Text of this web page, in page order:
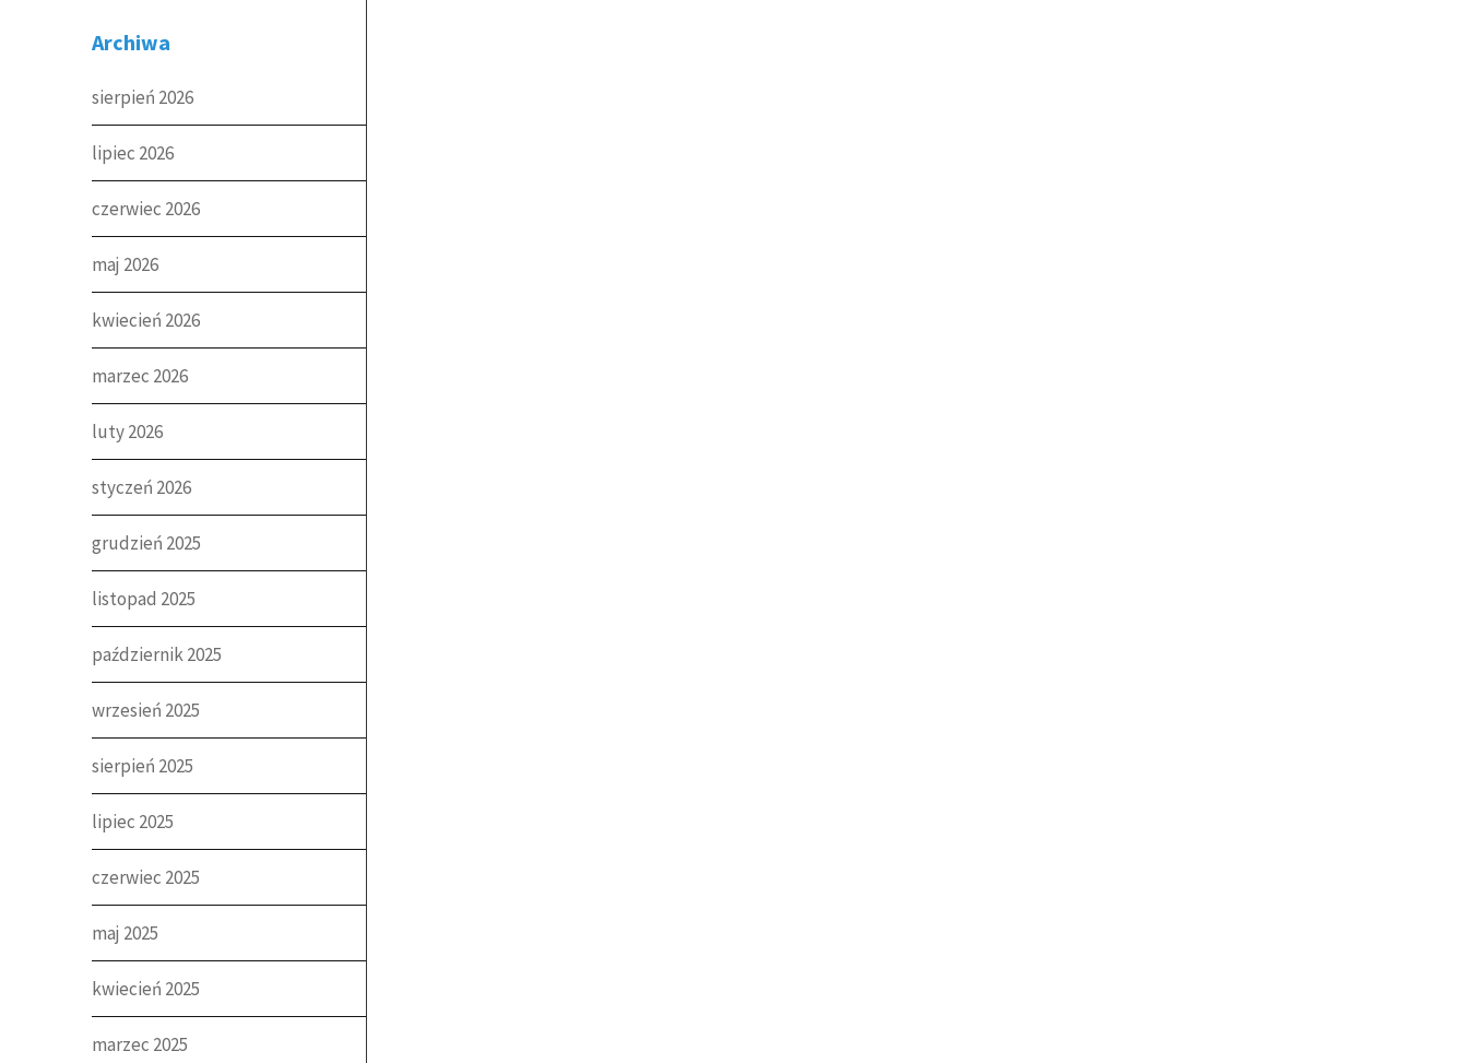
Archiwa
sierpień 2026
lipiec 2026
czerwiec 2026
maj 2026
kwiecień 2026
marzec 2026
luty 2026
styczeń 2026
grudzień 2025
listopad 2025
październik 2025
wrzesień 2025
sierpień 2025
lipiec 2025
czerwiec 2025
maj 2025
kwiecień 2025
marzec 2025